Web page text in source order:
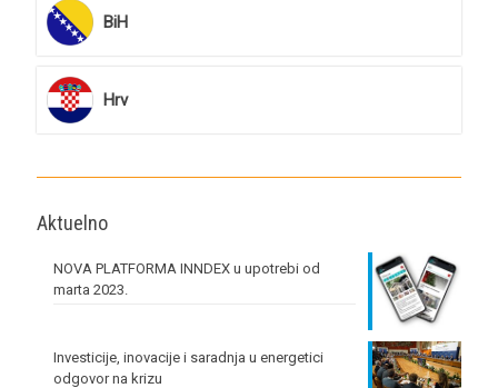
BiH
Hrv
Aktuelno
NOVA PLATFORMA INNDEX u upotrebi od
marta 2023.
Investicije, inovacije i saradnja u energetici
odgovor na krizu